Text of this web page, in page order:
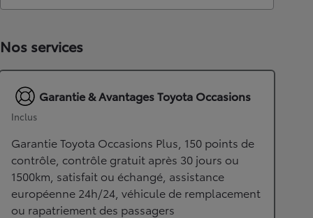
Nos services
Garantie & Avantages Toyota Occasions
Inclus
Garantie Toyota Occasions Plus, 150 points de
contrôle, contrôle gratuit après 30 jours ou
1500km, satisfait ou échangé, assistance
européenne 24h/24, véhicule de remplacement
ou rapatriement des passagers